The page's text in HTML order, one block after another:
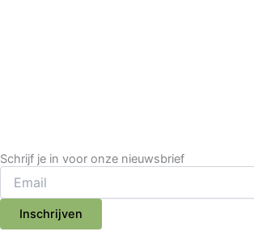
Schrijf je in voor onze nieuwsbrief
Inschrijven